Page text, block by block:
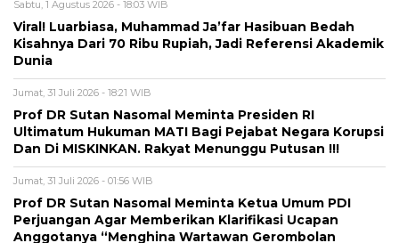
Sabtu, 1 Agustus 2026 - 18:03 WIB
Viral! Luarbiasa, Muhammad Ja’far Hasibuan Bedah
Kisahnya Dari 70 Ribu Rupiah, Jadi Referensi Akademik
Dunia
Jumat, 31 Juli 2026 - 18:21 WIB
Prof DR Sutan Nasomal Meminta Presiden RI
Ultimatum Hukuman MATI Bagi Pejabat Negara Korupsi
Dan Di MISKINKAN. Rakyat Menunggu Putusan !!!
Jumat, 31 Juli 2026 - 01:56 WIB
Prof DR Sutan Nasomal Meminta Ketua Umum PDI
Perjuangan Agar Memberikan Klarifikasi Ucapan
Anggotanya “Menghina Wartawan Gerombolan